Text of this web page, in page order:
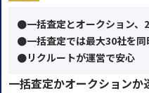
●一括査定とオークション、
●一括査定では最大30社を同
●リクルートが運営で安心
一括査定かオークションか